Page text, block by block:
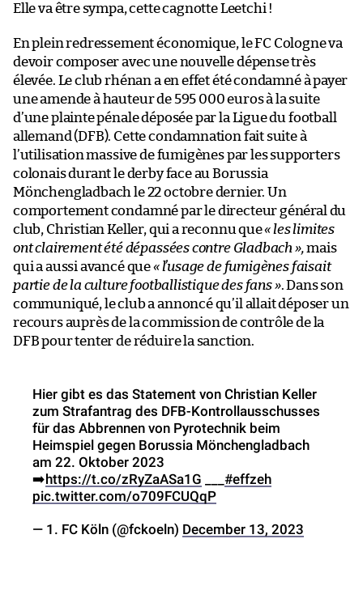
Elle va être sympa, cette cagnotte Leetchi !
En plein redressement économique, le FC Cologne va
devoir composer avec une nouvelle dépense très
élevée. Le club rhénan a en effet été condamné à payer
une amende à hauteur de 595 000 euros à la suite
d’une plainte pénale déposée par la Ligue du football
allemand (DFB). Cette condamnation fait suite à
l’utilisation massive de fumigènes par les supporters
colonais durant le derby face au Borussia
Mönchengladbach le 22 octobre dernier. Un
comportement condamné par le directeur général du
club, Christian Keller, qui a reconnu que« les limites
ont clairement été dépassées contre Gladbach »,mais
qui a aussi avancé que« l’usage de fumigènes faisait
partie de la culture footballistique des fans ». Dans son
communiqué, le club a annoncé qu’il allait déposer un
recours auprès de la commission de contrôle de la
DFB pour tenter de réduire la sanction.
Hier gibt es das Statement von Christian Keller
zum Strafantrag des DFB-Kontrollausschusses
für das Abbrennen von Pyrotechnik beim
Heimspiel gegen Borussia Mönchengladbach
am 22. Oktober 2023
➡️https://t.co/zRyZaASa1G
#effzeh
pic.twitter.com/o709FCUQqP
— 1. FC Köln (@fckoeln) December 13, 2023